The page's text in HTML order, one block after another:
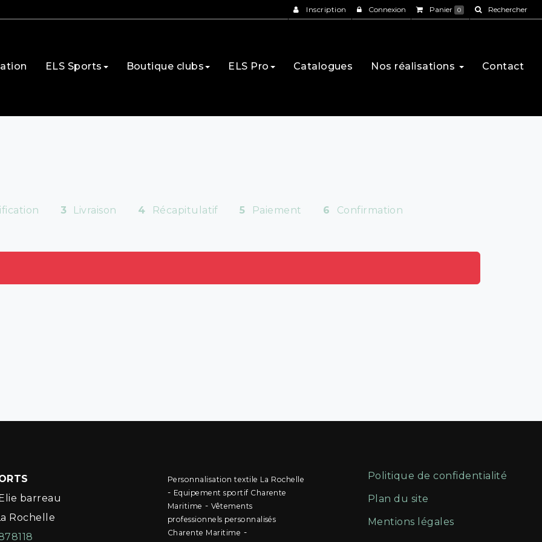
ELS Sports Boutique clubs ELS Pro Catalogues Nos réalisations Contact
3 Livraison 4 Récapitulatif 5 Paiement 6 Confirmation
Inscription Connexion Panier 0 Rechercher
barreau
Rochelle
Personnalisation textile La Rochelle
- Equipement sportif Charente
Maritime -Vêtements
professionnels personnalisés
Charente Maritime -
Politique de confidentialité
Plan du site
Mentions légales